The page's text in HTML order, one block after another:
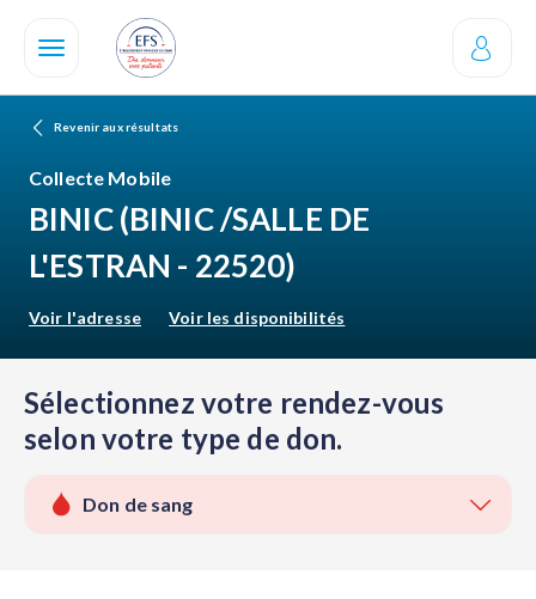
contenu
Revenir aux résultats
Collecte Mobile
BINIC(BINIC /SALLE DE
L'ESTRAN - 22520)
Voir l'adresse Voir les disponibilités
Sélectionnez votre rendez-vous
selon votre type de don.
Don de sang